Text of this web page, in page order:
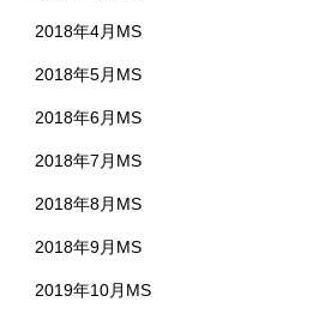
2018年4月MS
2018年5月MS
2018年6月MS
2018年7月MS
2018年8月MS
2018年9月MS
2019年10月MS